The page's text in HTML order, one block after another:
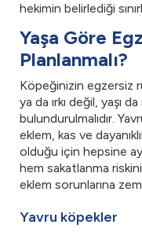
hekimin belirlediği
Yaşa Göre
Planlanmalı?
Köpeğinizin egzersiz
ya da ırkı değil, yaşı
bulundurulmalıdır.
eklem, kas ve
olduğu için hepsine
hem sakatlanma
eklem sorunlarına
Yavru köpekler